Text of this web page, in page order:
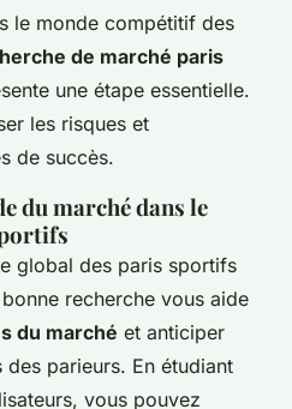
le monde compétitif des
de marché paris
une étape essentielle.
les risques et
de succès.
du marché dans le
global des paris sportifs
recherche vous aide
du marché et anticiper
des parieurs. En étudiant
vous pouvez